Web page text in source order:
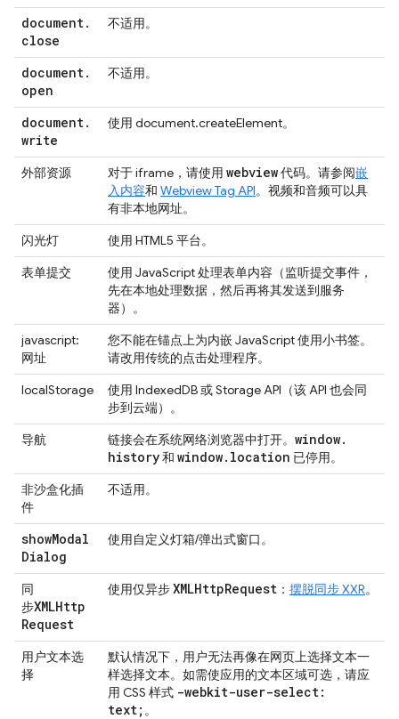
document.
close
不适用。
document.
open
不适用。
document.
write
使用 document.createElement。
外部资源 对于 iframe，请使用 webview代码。请参阅嵌
入内容和 Webview Tag API。视频和音频可以具
有非本地网址。
闪光灯
使用 HTML5 平台。
表单提交
使用 JavaScript 处理表单内容（监听提交事件，
先在本地处理数据，然后再将其发送到服务
器）。
javascript:
网址
您不能在锚点上为内嵌 JavaScript 使用小书签。
请改用传统的点击处理程序。
localStorage
使用 IndexedDB 或 Storage API（该 API 也会同
步到云端）。
导航
链接会在系统网络浏览器中打开。 window.
history和 window. location 已停用。
非沙盒化插
件
不适用。
showModal
Dialog
使用自定义灯箱/弹出式窗口。
同
步XMLHttp
Request
使用仅异步XMLHttpRequest ： 摆脱同步 XXR。
用户文本选
择
默认情况下，用户无法再像在网页上选择文本一
样选择文本。如需使应用的文本区域可选，请应
用 CSS 样式 -webkit-user-select:
text; 。